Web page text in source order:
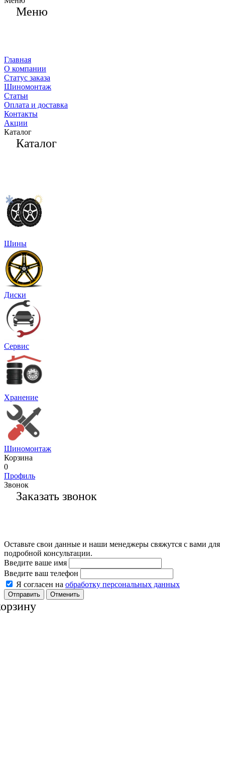
Меню
Главная
О компании
Статус заказа
Шиномонтаж
Статьи
Оплата и доставка
Контакты
Акции
Каталог
Каталог
Шины
Диски
Сервис
Хранение
Шиномонтаж
Корзина
0
Профиль
Звонок
Заказать звонок
Оставьте свои данные и наши менеджеры свяжутся с вами для
подробной консультации.
Введите ваше имя
Введите ваш телефон
Я согласен на обработку персональных данных
Отменить